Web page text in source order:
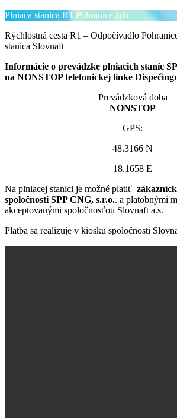
Plniaca stanica R1 Pohranice Juh
Rýchlostná cesta R1 – Odpočívadlo
stanica Slovnaft
Informácie o prevádzke plniacich staníc
na NONSTOP telefonickej linke
Prevádzková doba
NONSTOP
GPS:
48.3166 N
18.1658 E
Na plniacej stanici je možné platiť
spoločnosti SPP CNG, s.r.o.. a platobnými
akceptovanými spoločnosťou Slovnaft a.s.
Platba sa realizuje v kiosku spoločnosti